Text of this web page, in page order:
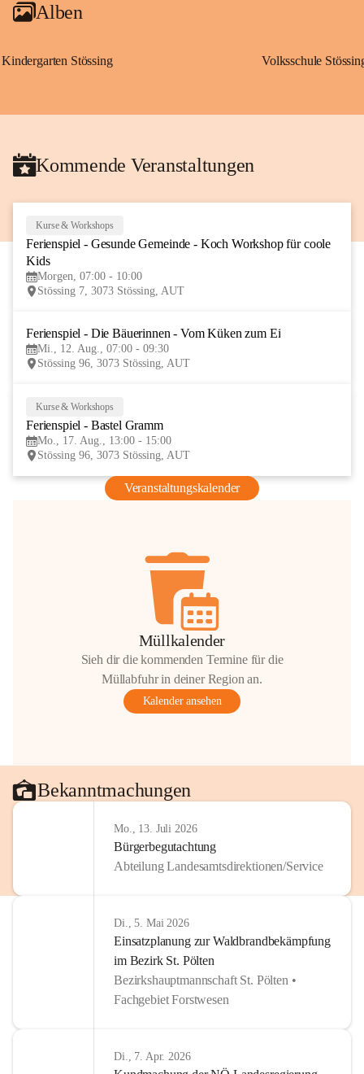
Alben
Kindergarten Stössing Volksschule
Kommende Veranstaltungen
AUG
Kurse & Workshops
Ferienspiel - Gesunde Gemeinde - Koch Workshop für coole
Kids
Morgen, 07:00 - 10:00
Stössing 7, 3073 Stössing, AUT
Ferienspiel - Die Bäuerinnen - Vom Küken zum Ei
Mi., 12. Aug., 07:00 - 09:30
Stössing 96, 3073 Stössing, AUT
Kurse & Workshops
Ferienspiel - Bastel Gramm
Mo., 17. Aug., 13:00 - 15:00
Stössing 96, 3073 Stössing, AUT
Veranstaltungskalender
Müllkalender
Sieh dir die kommenden Termine für die
Müllabfuhr in deiner Region an.
Kalender ansehen
Bekanntmachungen
Mo., 13. Juli 2026
Bürgerbegutachtung
Abteilung Landesamtsdirektionen/Service
Di., 5. Mai 2026
Einsatzplanung zur Waldbrandbekämpfung
im Bezirk St. Pölten
Bezirkshauptmannschaft St. Pölten •
Fachgebiet Forstwesen
Di., 7. Apr. 2026